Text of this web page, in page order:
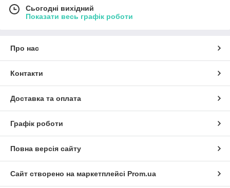
Сьогодні вихідний
Показати весь графік роботи
Про нас
Контакти
Доставка та оплата
Графік роботи
Повна версія сайту
Сайт створено на маркетплейсі Prom.ua